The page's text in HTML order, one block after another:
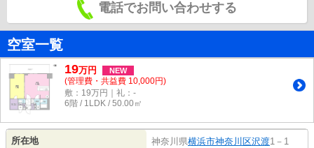
電話でお問い合わせする
空室一覧
19万円 NEW
(管理費・共益費 10,000円)
敷：19万円｜礼：-
6階 / 1LDK / 50.00㎡
所在地 神奈川県横浜市神奈川区沢渡1－1